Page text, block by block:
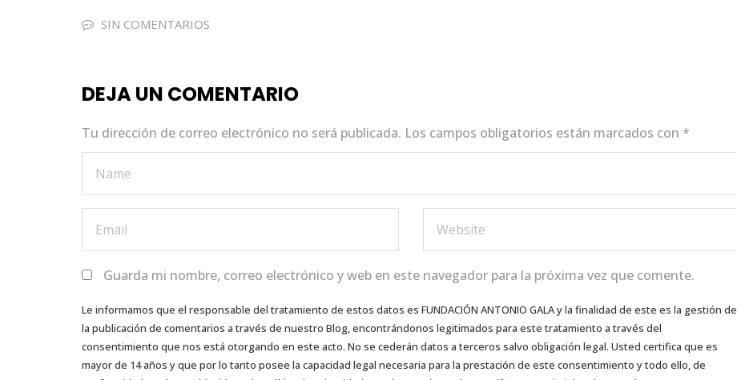
e
o
k
tets
p
e
SIN COMENTARIOS
DEJA UN COMENTARIO
Tu dirección de correo electrónico no será publicada. Los campos obligatorios están marcados con *
Guarda mi nombre, correo electrónico y web en este navegador para la próxima vez que comente.
Le informamos que el responsable del tratamiento de estos datos es FUNDACIÓN ANTONIO GALA y la finalidad de este es la gestión de
la publicación de comentarios a través de nuestro Blog, encontrándonos legitimados para este tratamiento a través del
consentimiento que nos está otorgando en este acto. No se cederán datos a terceros salvo obligación legal. Usted certifica que es
mayor de 14 años y que por lo tanto posee la capacidad legal necesaria para la prestación de este consentimiento y todo ello, de